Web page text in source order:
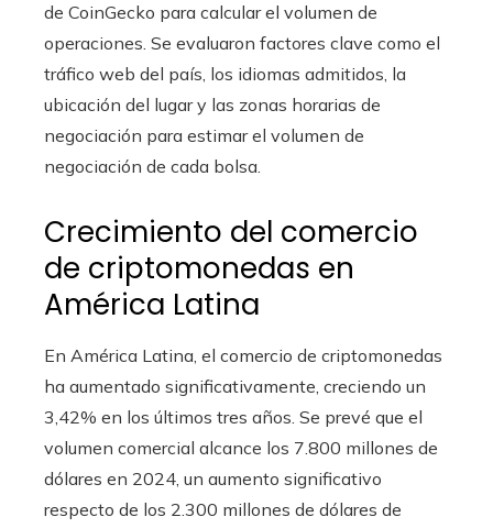
de CoinGecko para calcular el volumen de
operaciones. Se evaluaron factores clave como el
tráfico web del país, los idiomas admitidos, la
ubicación del lugar y las zonas horarias de
negociación para estimar el volumen de
negociación de cada bolsa.
Crecimiento del comercio
de criptomonedas en
América Latina
En América Latina, el comercio de criptomonedas
ha aumentado significativamente, creciendo un
3,42% en los últimos tres años. Se prevé que el
volumen comercial alcance los 7.800 millones de
dólares en 2024, un aumento significativo
respecto de los 2.300 millones de dólares de